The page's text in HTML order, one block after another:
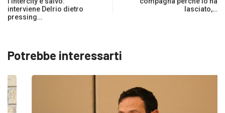
interviene Delrio dietro
pressing…
lasciato,…
Potrebbe interessarti